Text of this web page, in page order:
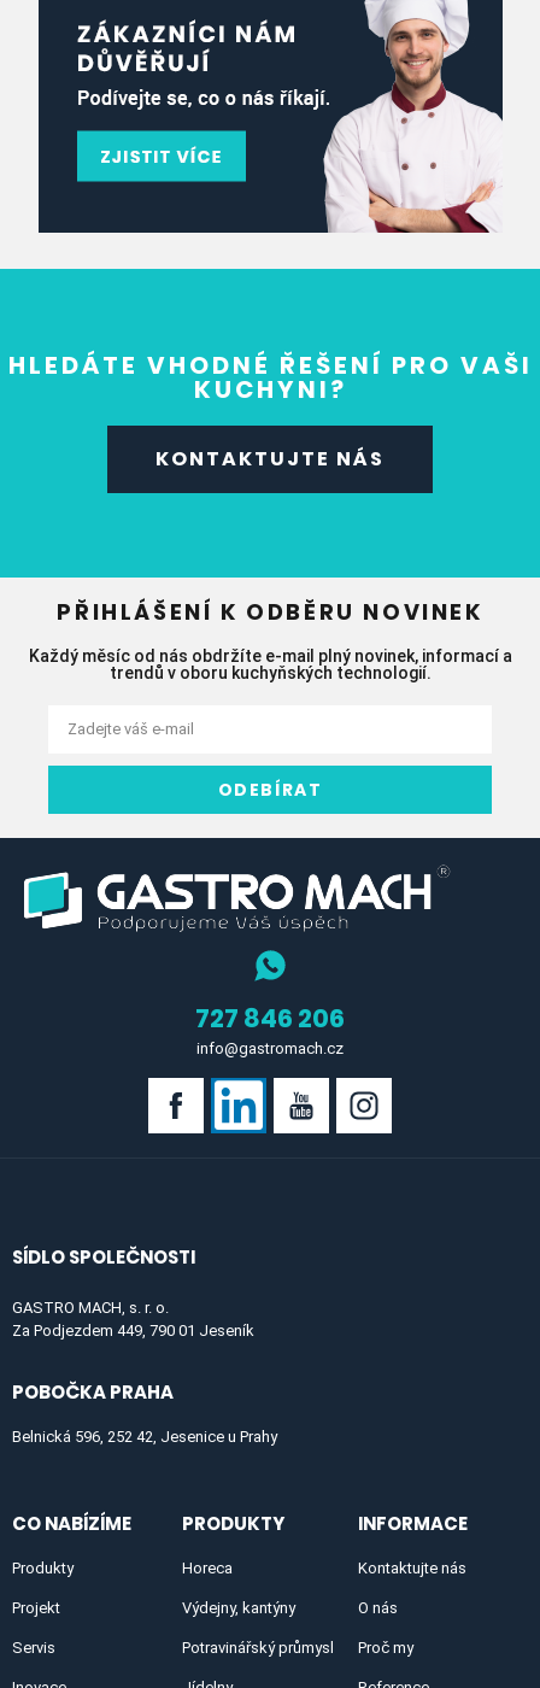
HLEDÁTE VHODNÉ ŘEŠENÍ PRO VAŠI
KUCHYNI?
KONTAKTUJTE NÁS
PŘIHLÁŠENÍ K ODBĚRU NOVINEK
Každý měsíc od nás obdržíte e-mail plný novinek, informací a
trendů v oboru kuchyňských technologií.
ODEBÍRAT
727 846 206
info@gastromach.cz
SÍDLO SPOLEČNOSTI
GASTRO MACH, s. r. o.
Za Podjezdem 449, 790 01 Jeseník
POBOČKA PRAHA
Belnická 596, 252 42, Jesenice u Prahy
CO NABÍZÍME
Produkty
Projekt
Servis
PRODUKTY
Horeca
Výdejny, kantýny
Potravinářský průmysl
INFORMACE
Kontaktujte nás
O nás
Proč my